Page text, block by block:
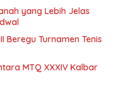
yang Lebih Jelas
Beregu Turnamen Tenis
MTQ XXXIV Kalbar